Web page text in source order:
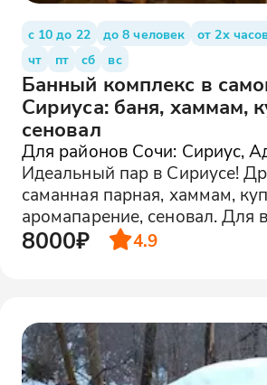
с 10 до 22 до 8 человек от 2х
чт
пт сб вс
Банный комплекс в
Сириуса: баня, хаммам,
сеновал
Для районов Сочи: Сириус,
Идеальный пар в Сириусе!
саманная парная, хаммам,
аромапарение, сеновал. Для
8000₽ 4.9